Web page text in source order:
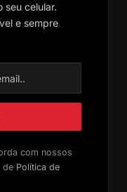
seu celular.
e sempre
com nossos
de Política de